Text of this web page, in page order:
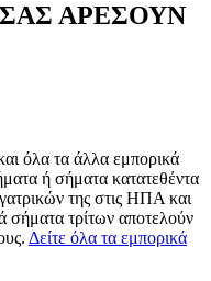
ΑΡΕΣΟΥΝ
όλα τα άλλα εμπορικά
ή σήματα κατατεθέντα
της στις ΗΠΑ και
τρίτων αποτελούν
Δείτε όλα τα εμπορικά